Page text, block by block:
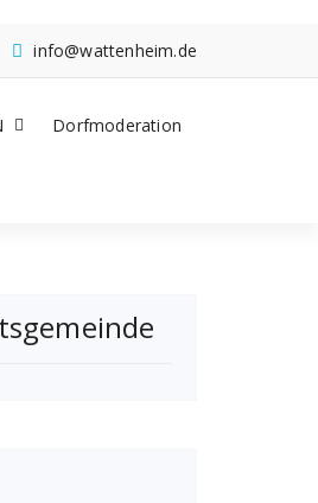
info@wattenheim.de
Dorfmoderation